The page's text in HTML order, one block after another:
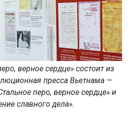
верное сердце» состоит из
пресса Вьетнама —
перо, верное сердце» и
славного дела».